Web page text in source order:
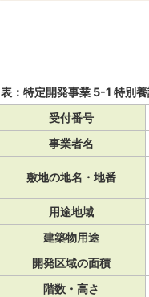
表：特定開発事業 5-1 特別養
受付番号
事業者名
敷地の地名・地番
用途地域
建築物用途
開発区域の面積
階数・高さ